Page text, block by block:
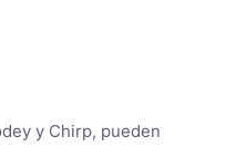
y Chirp, pueden